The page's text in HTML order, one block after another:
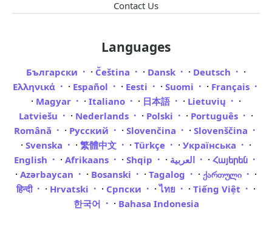
Contact Us
Languages
Български · Čeština · Dansk · Deutsch ·
Ελληνικά · Español · Eesti · Suomi · Français
· Magyar · Italiano · 日本語 · Lietuvių ·
Latviešu · Nederlands · Polski · Português ·
Română · Русский · Slovenčina · Slovenščina
· Svenska · 繁體中文 · Türkçe · Українська ·
English · Afrikaans · Shqip · · Հայերեն
· Azərbaycan · Bosanski · Tagalog · ქართული ·
हिन्दी · Hrvatski · Српски ·ไทย · Tiếng Việt ·
한국어 · Bahasa Indonesia